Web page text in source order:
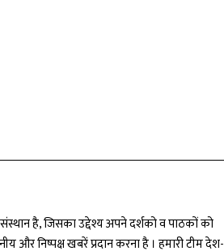
है, जिसका उद्देश्य अपने दर्शको व पाठकों को
और निष्पक्ष खबरें प्रदान करना है । हमारी टीम देश-